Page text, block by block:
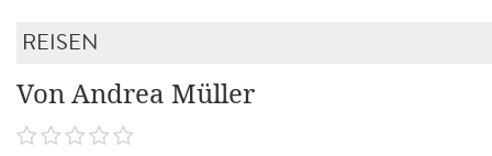
REISEN
Von Andrea Müller